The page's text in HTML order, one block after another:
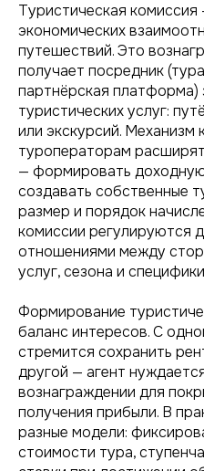
Туристическая
экономических
путешествий. Это
получает посредник
партнёрская платформа)
туристических услуг:
или экскурсий. Механизм
туроператорам
— формировать
создавать собственные
размер и порядок
комиссии регулируются
отношениями между
услуг, сезона и
Формирование
баланс интересов. С
стремится сохранить
другой — агент
вознаграждении для
получения прибыли. В
разные модели:
стоимости тура,